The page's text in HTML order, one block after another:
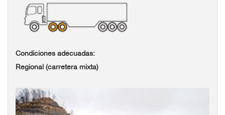
Condiciones adecuadas:
Regional (carretera mixta)